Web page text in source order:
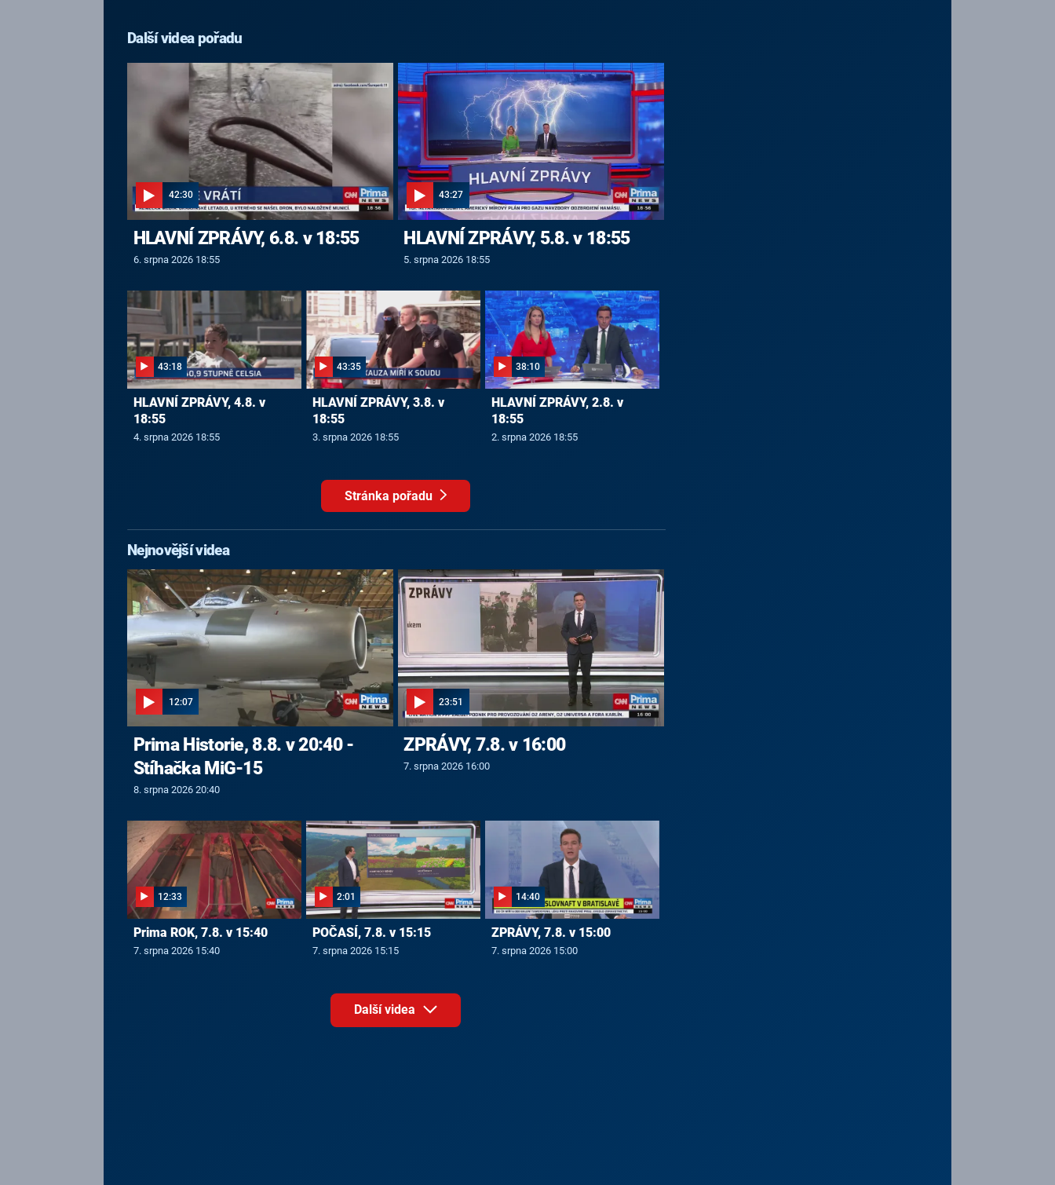
Další videa pořadu
42:30
HLAVNÍ ZPRÁVY, 6.8. v 18:55
6. srpna 2026 18:55
43:27
HLAVNÍ ZPRÁVY, 5.8. v 18:55
5. srpna 2026 18:55
43:18
HLAVNÍ ZPRÁVY, 4.8. v
18:55
4. srpna 2026 18:55
43:35
HLAVNÍ ZPRÁVY, 3.8. v
18:55
3. srpna 2026 18:55
38:10
HLAVNÍ ZPRÁVY, 2.8. v
18:55
2. srpna 2026 18:55
Stránka pořadu
Nejnovější videa
12:07
Prima Historie, 8.8. v 20:40 -
Stíhačka MiG-15
8. srpna 2026 20:40
23:51
ZPRÁVY, 7.8. v 16:00
7. srpna 2026 16:00
12:33
Prima ROK, 7.8. v 15:40
7. srpna 2026 15:40
2:01
POČASÍ, 7.8. v 15:15
7. srpna 2026 15:15
14:40
ZPRÁVY, 7.8. v 15:00
7. srpna 2026 15:00
Další videa